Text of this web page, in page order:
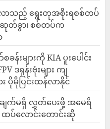
ာသည့် ရွေးတုအစိုးရစစ်တပ်
တ်ခွာ၊ စစ်တပ်က
းများကို KIA ပူးပေါင်း
ဒရုန်းဗုံးများ ကျ
ပိုမိုပြင်းထန်လာနိုင်
ချက်မရှိ လွှတ်ပေးဖို့ အမေရိ
ပ်လောင်းတောင်းဆို